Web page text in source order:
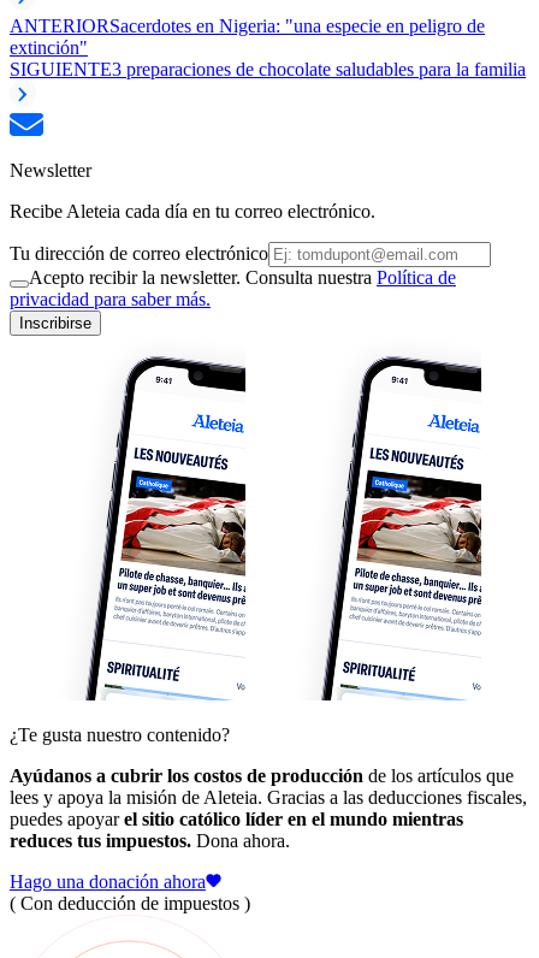
ANTERIORSacerdotes en Nigeria: "una especie en peligro de
extinción"
SIGUIENTE3 preparaciones de chocolate saludables para la familia
Newsletter
Recibe Aleteia cada día en tu correo electrónico.
Tu dirección de correo electrónico
Acepto recibir la newsletter. Consulta nuestra Política de
privacidad para saber más.
Inscribirse
¿Te gusta nuestro contenido?
Ayúdanos a cubrir los costos de producción de los artículos que
lees y apoya la misión de Aleteia. Gracias a las deducciones fiscales,
puedes apoyarel sitio católico líder en el mundo mientras
reduces tus impuestos. Dona ahora.
Hago una donación ahora
( Con deducción de impuestos )